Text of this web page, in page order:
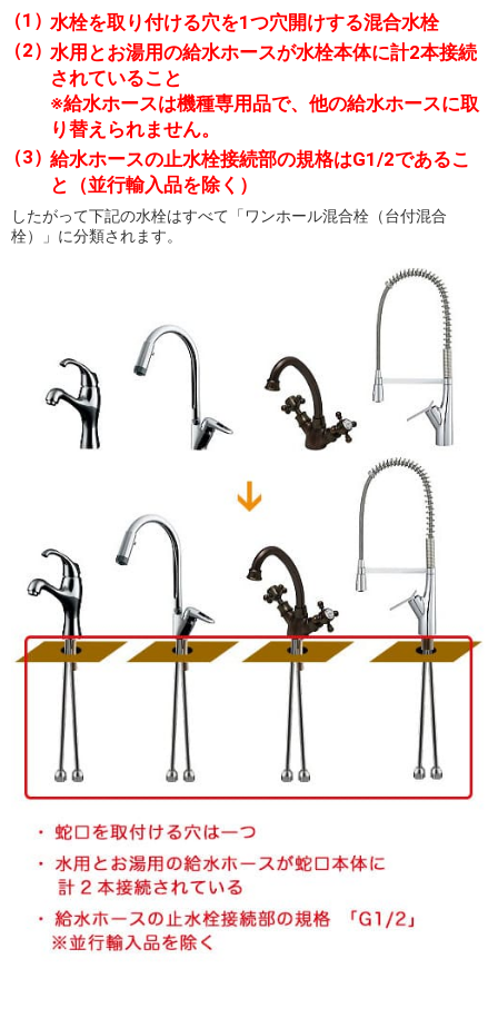
水栓を取り付ける穴を1つ穴開けする混合水栓
水用とお湯用の給水ホースが水栓本体に計2本接続
されていること
※給水ホースは機種専用品で、他の給水ホースに取
り替えられません。
給水ホースの止水栓接続部の規格はG1/2であるこ
と（並行輸入品を除く）
したがって下記の水栓はすべて「ワンホール混合栓（台付混合
栓）」に分類されます。